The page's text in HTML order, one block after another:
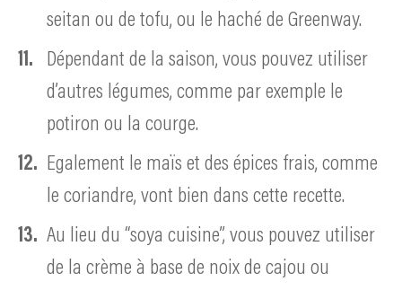
seitan ou de tofu, ou le haché de Greenway.
Dépendant de la saison, vous pouvez utiliser
d’autres légumes, comme par exemple le
potiron ou la courge.
Egalement le maïs et des épices frais, comme
le coriandre, vont bien dans cette recette.
Au lieu du “soya cuisine”, vous pouvez utiliser
de la crème à base de noix de cajou ou